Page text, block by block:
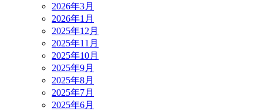
2026年3月
2026年1月
2025年12月
2025年11月
2025年10月
2025年9月
2025年8月
2025年7月
2025年6月